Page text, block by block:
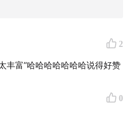
》
脑》by Coffeecat
西》
2
丰富”哈哈哈哈哈哈哈说得好赞
0